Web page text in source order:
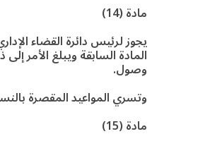
مادة (14)
يجوز لرئيس دائرة القضاء
المادة السابقة ويبلغ
وصول.
وتسري المواعيد المقصرة
مادة (15)